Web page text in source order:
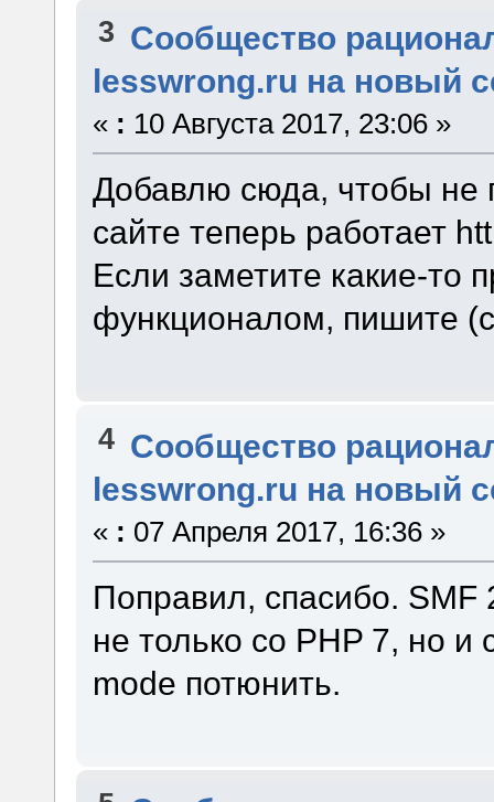
3 Сообщество
lesswrong.ru на новый
« : 10 Августа 2017, 23:06 »
Добавлю сюда, чтобы не
сайте теперь работает
Если заметите какие-то
функционалом, пишите
4 Сообщество
lesswrong.ru на новый
« : 07 Апреля 2017, 16:36 »
Поправил, спасибо. SMF
не только со PHP 7, но
mode потюнить.